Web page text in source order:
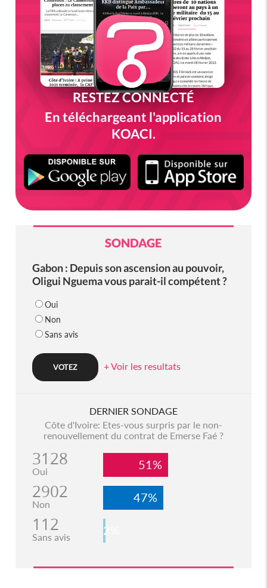
RESTEZ CONNECTÉ
En téléchargeant l'application
KOACI.
SONDAGE
Gabon : Depuis son ascension au pouvoir,
Oligui Nguema vous parait-il compétent ?
Oui
Non
Sans avis
+ Voir les resultats
DERNIER SONDAGE
Côte d'Ivoire: Etes-vous surpris par le non-
renouvellement du contrat de Emerse Faé ?
3128
Oui 51%
2902
Non 47%
112
Sans avis 2%